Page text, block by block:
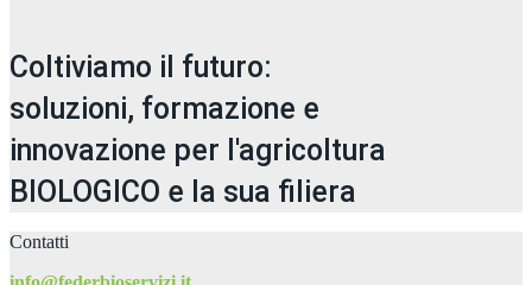
Coltiviamo il futuro:
soluzioni, formazione e
innovazione per l'agricoltura
BIOLOGICO e la sua filiera
Contatti